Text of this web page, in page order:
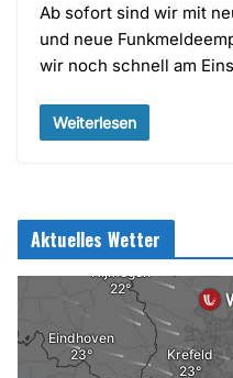
Ab sofort sind wir mit
und neue
wir noch schnell am
Weiterlesen
Aktuelles Wetter